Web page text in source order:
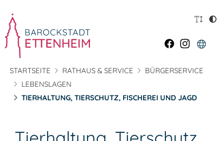
STARTSEITE RATHAUS & SERVICE
BÜRGERSERVICE
LEBENSLAGEN
TIERHALTUNG, TIERSCHUTZ, FISCHEREI UND JAGD